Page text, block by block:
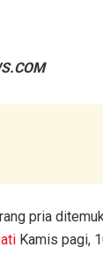
pria
Kamis pagi,